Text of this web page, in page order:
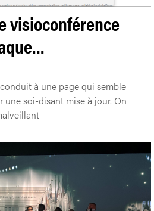
visioconférence
à une page qui semble
soi-disant mise à jour. On